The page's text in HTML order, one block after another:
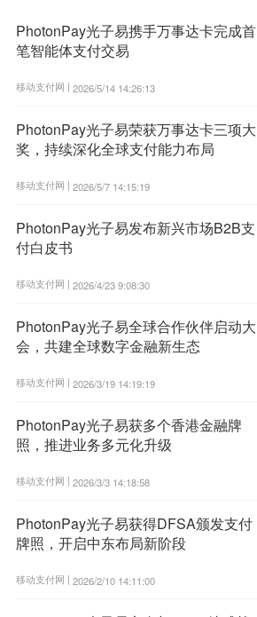
PhotonPay光子易携手万事达卡完成首
笔智能体支付交易
移动支付网 | 2026/5/14 14:26:13
PhotonPay光子易荣获万事达卡三项大
奖，持续深化全球支付能力布局
移动支付网 | 2026/5/7 14:15:19
PhotonPay光子易发布新兴市场B2B支
付白皮书
移动支付网 | 2026/4/23 9:08:30
PhotonPay光子易全球合作伙伴启动大
会，共建全球数字金融新生态
移动支付网 | 2026/3/19 14:19:19
PhotonPay光子易获多个香港金融牌
照，推进业务多元化升级
移动支付网 | 2026/3/3 14:18:58
PhotonPay光子易获得DFSA颁发支付
牌照，开启中东布局新阶段
移动支付网 | 2026/2/10 14:11:00